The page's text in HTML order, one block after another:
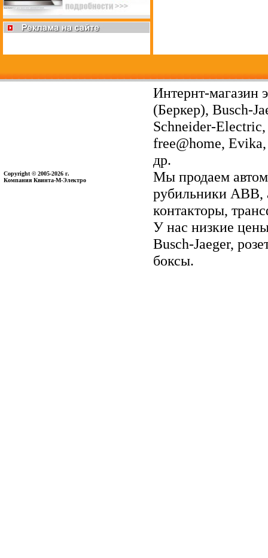
Copyright © 2005-2026 г.
Компания Квинта-М-Электро
Интернт-магазин
(Беркер), Busch-
Schneider-
free@home,
др.
Мы продаем
рубильники ABB,
контакторы,
У нас низкие
Busch-Jaeger,
боксы.